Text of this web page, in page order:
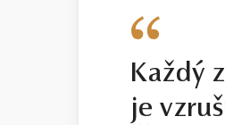
Každý
je